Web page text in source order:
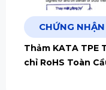
CHỨNG
Thảm KATA TPE
chỉ RoHS Toàn